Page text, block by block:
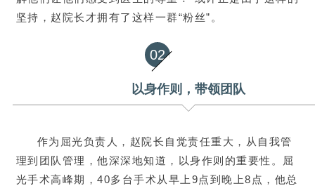
坚持，赵院长才拥有了这样一群“粉丝”。
02
以身作则，带领团队
作为屈光负责人，赵院长自觉责任重大，从自我管
理到团队管理，他深深地知道，以身作则的重要性。屈
光手术高峰期，40多台手术从早上9点到晚上8点，他总